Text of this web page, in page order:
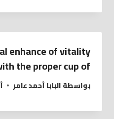
enhance of vitality
the proper cup of
بواسطةالبابا أحمد عامر